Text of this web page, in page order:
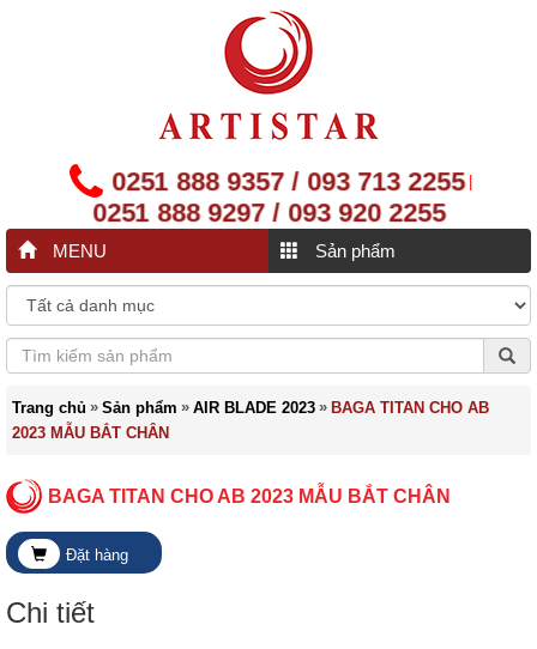
0251 888 9357 / 093 713 2255 |
0251 888 9297 / 093 920 2255
MENU Sản phẩm
Trang chủ » Sản phẩm » AIR BLADE 2023 » BAGA TITAN CHO AB
2023 MẪU BẮT CHÂN
BAGA TITAN CHO AB 2023 MẪU BẮT CHÂN
Đặt hàng
Chi tiết